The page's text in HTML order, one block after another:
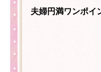
夫婦円満ワンポイ